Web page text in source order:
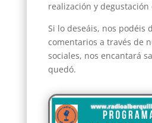
realización y degustación
Si lo deseáis, nos podéis
comentarios a través de
sociales, nos encantará
quedó.